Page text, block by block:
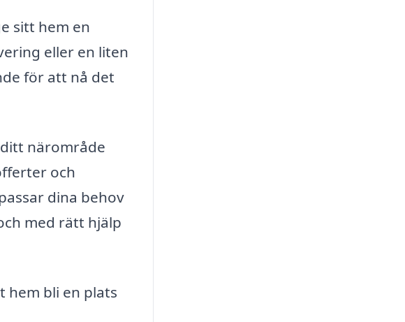
sitt hem en
eller en liten
för att nå det
närområde
och
dina behov
med rätt hjälp
hem bli en plats